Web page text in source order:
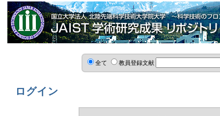
全て 教員登録文献
ログイン